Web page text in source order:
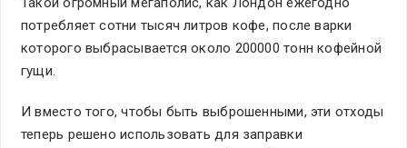
потребляет сотни тысяч литров кофе, после варки
которого выбрасывается около 200000 тонн кофейной
гущи.
И вместо того, чтобы быть выброшенными, эти отходы
теперь решено использовать для заправки